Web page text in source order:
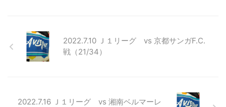
2022.7.10 Ｊ１リーグ vs 京都サンガF.C.
戦（21/34）
2022.7.16 Ｊ１リーグ vs 湘南ベルマーレ